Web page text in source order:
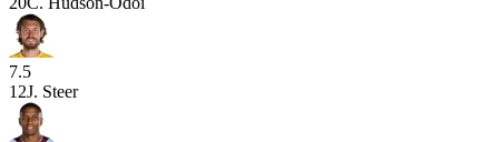
7.5
12J. Steer